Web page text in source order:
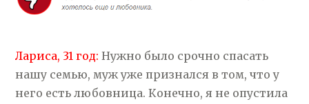
Лариса, 31 год:Нужно было срочно спасать
нашу семью, муж уже признался в том, что у
него есть любовница. Конечно, я не опустила